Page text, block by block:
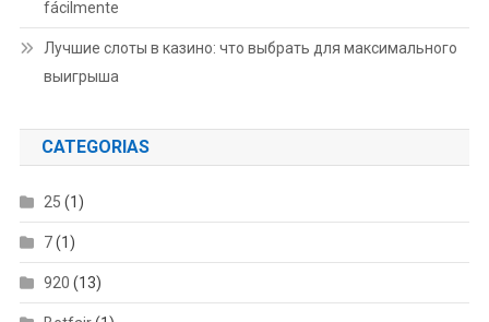
fácilmente
Лучшие слоты в казино: что выбрать для максимального
выигрыша
CATEGORIAS
25 (1)
7(1)
920 (13)